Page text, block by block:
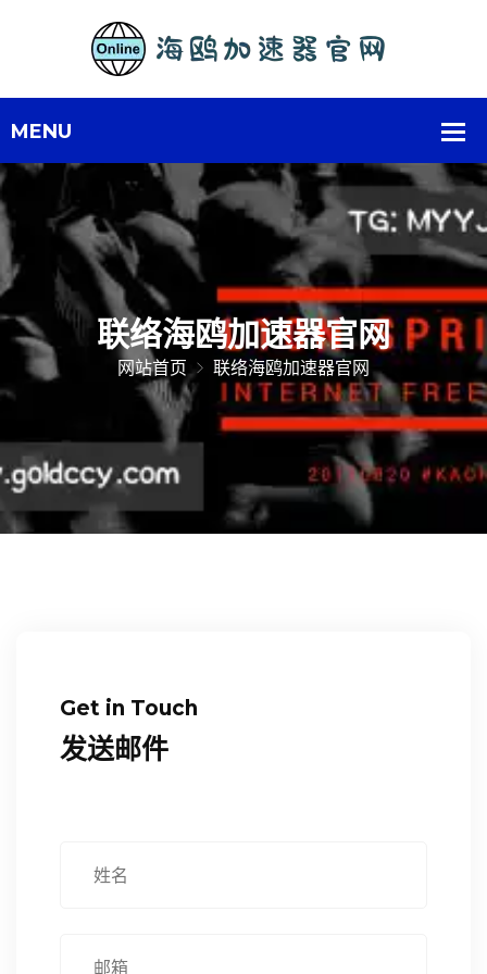
联络海鸥加速器官网
网站首页 联络海鸥加速器官网
Get in Touch
发送邮件